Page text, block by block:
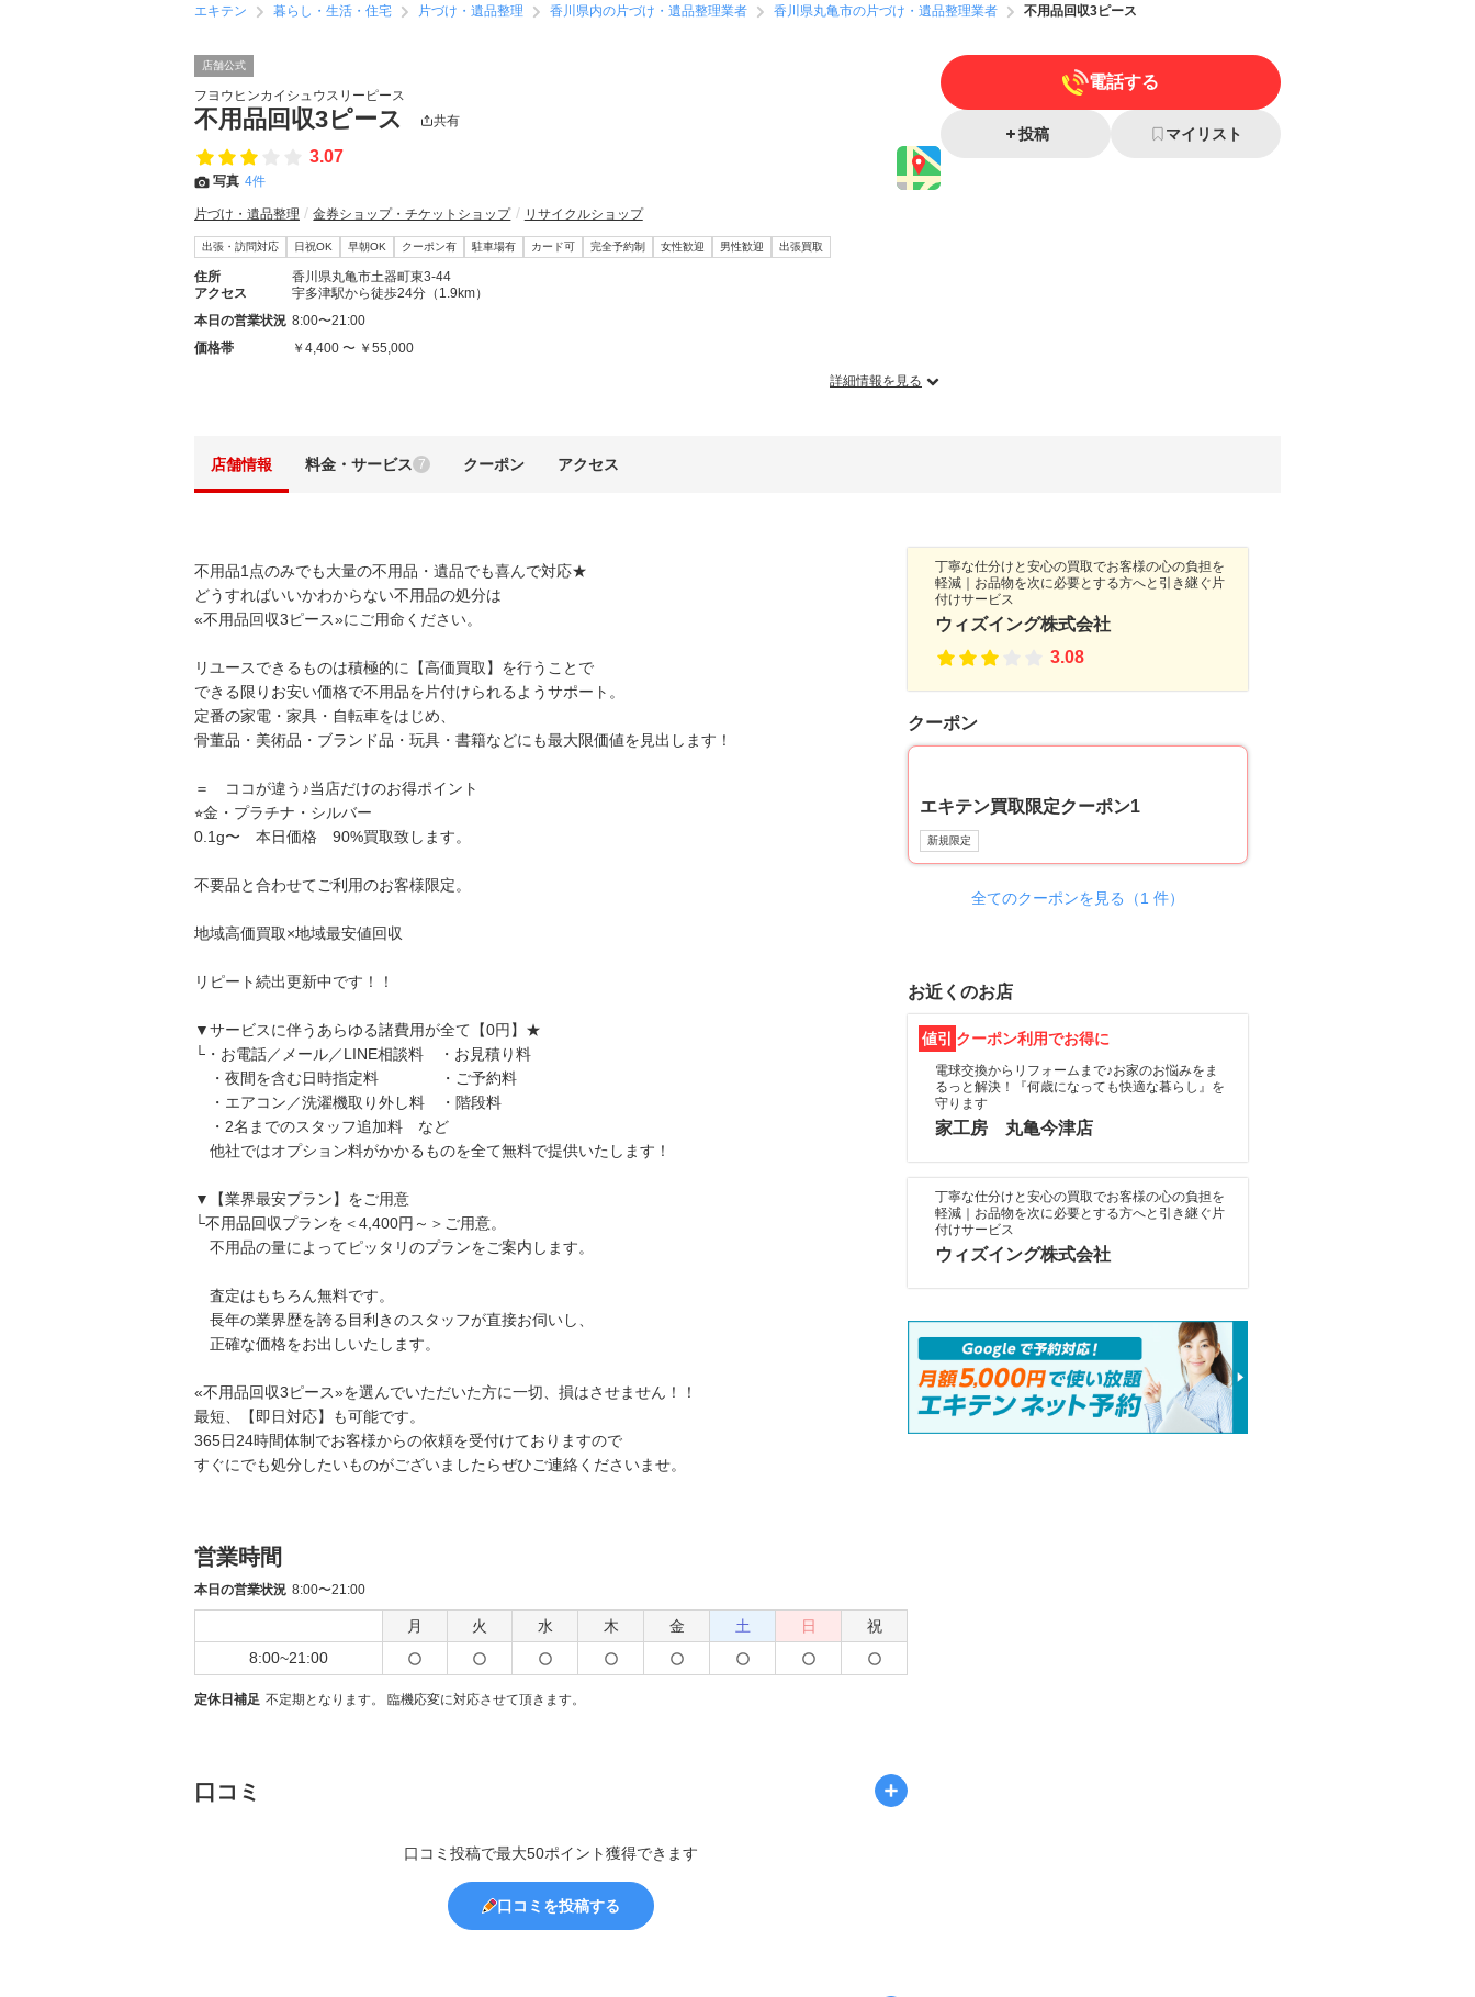
エキテン 暮らし・生活・住宅 片づけ・遺品整理 香川県内の片づけ・遺品整理業者 香川県丸亀市の片づけ・遺品整理業者 不用品回収3ピース
店舗公式
フヨウヒンカイシュウスリーピース
不用品回収3ピース 共有
3.07
写真 4件
片づけ・遺品整理 金券ショップ・チケットショップ リサイクルショップ
出張・訪問対応 日祝OK 早朝OK クーポン有 駐車場有 カード可 完全予約制 女性歓迎 男性歓迎 出張買取
住所
香川県丸亀市土器町東3-44
アクセス
宇多津駅から徒歩24分（1.9km）
本日の営業状況 8:00〜21:00
価格帯
￥4,400 〜 ￥55,000
詳細情報を見る
電話する
投稿 マイリスト
店舗情報 料金・サービス 7 クーポン アクセス
不用品1点のみでも大量の不用品・遺品でも喜んで対応★
どうすればいいかわからない不用品の処分は
«不用品回収3ピース»にご用命ください。
リユースできるものは積極的に【高価買取】を行うことで
できる限りお安い価格で不用品を片付けられるようサポート。
定番の家電・家具・自転車をはじめ、
骨董品・美術品・ブランド品・玩具・書籍などにも最大限価値を見出します！
＝ ココが違う♪当店だけのお得ポイント
⭐︎金・プラチナ・シルバー
0.1g〜 本日価格 90%買取致します。
不要品と合わせてご利用のお客様限定。
地域高価買取×地域最安値回収
リピート続出更新中です！！
▼サービスに伴うあらゆる諸費用が全て【0円】★
└・お電話／メール／LINE相談料 ・お見積り料
・夜間を含む日時指定料 ・ご予約料
・エアコン／洗濯機取り外し料 ・階段料
・2名までのスタッフ追加料 など
他社ではオプション料がかかるものを全て無料で提供いたします！
▼【業界最安プラン】をご用意
└不用品回収プランを＜4,400円～＞ご用意。
不用品の量によってピッタリのプランをご案内します。
査定はもちろん無料です。
長年の業界歴を誇る目利きのスタッフが直接お伺いし、
正確な価格をお出しいたします。
«不用品回収3ピース»を選んでいただいた方に一切、損はさせません！！
最短、【即日対応】も可能です。
365日24時間体制でお客様からの依頼を受付けておりますので
すぐにでも処分したいものがございましたらぜひご連絡くださいませ。
営業時間
本日の営業状況 8:00〜21:00
月 火 水 木 金 土 日
祝
8:00~21:00
定休日補足 不定期となります。 臨機応変に対応させて頂きます。
口コミ
口コミ投稿で最大50ポイント獲得できます
口コミを投稿する
丁寧な仕分けと安心の買取でお客様の心の負担を
軽減｜お品物を次に必要とする方へと引き継ぐ片
付けサービス
ウィズイング株式会社
3.08
クーポン
エキテン買取限定クーポン1
新規限定
全てのクーポンを見る（1 件）
お近くのお店
値引 クーポン利用でお得に
電球交換からリフォームまで♪お家のお悩みをま
るっと解決！『何歳になっても快適な暮らし』を
守ります
家工房 丸亀今津店
丁寧な仕分けと安心の買取でお客様の心の負担を
軽減｜お品物を次に必要とする方へと引き継ぐ片
付けサービス
ウィズイング株式会社